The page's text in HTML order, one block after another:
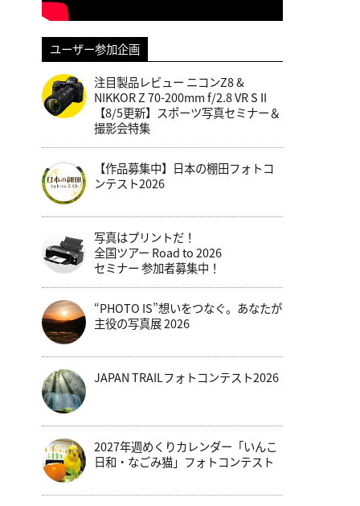
ユーザー参加企画
注目製品レビュー ニコンZ8 &
NIKKOR Z 70-200mm f/2.8 VR S II
【8/5更新】スポーツ写真セミナー＆
撮影会特集
【作品募集中】日本の棚田フォトコ
ンテスト2026
写真はプリントだ！
全国ツアー Road to 2026
セミナー 参加者募集中！
“PHOTO IS”想いをつなぐ。あなたが
主役の写真展 2026
JAPAN TRAILフォトコンテスト2026
2027年週めくりカレンダー「いんこ
日和・なごみ猫」フォトコンテスト